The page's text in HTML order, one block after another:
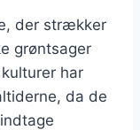
der strækker
grøntsager
har
da de